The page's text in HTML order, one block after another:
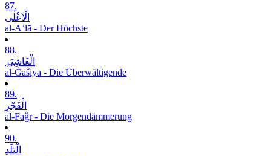
87.
الْاَعْلٰی
al-Aʿlā - Der Höchste
88.
الْغَاشِیَۃِ
al-Ġāšiya - Die Überwältigende
89.
الْفَجْرِ
al-Faǧr - Die Morgendämmerung
90.
الْبَلَدِ